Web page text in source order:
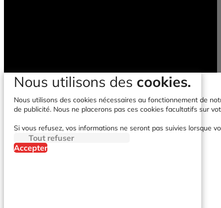
Nous utilisons des cookies.
Nous utilisons des cookies nécessaires au fonctionnement de
de publicité. Nous ne placerons pas ces cookies facultatifs sur
Si vous refusez, vos informations ne seront pas suivies lorsque
Tout refuser
Accepter